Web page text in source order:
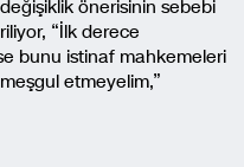
önerisinin sebebi
“İlk derece
bunu istinaf mahkemeleri
etmeyelim,”